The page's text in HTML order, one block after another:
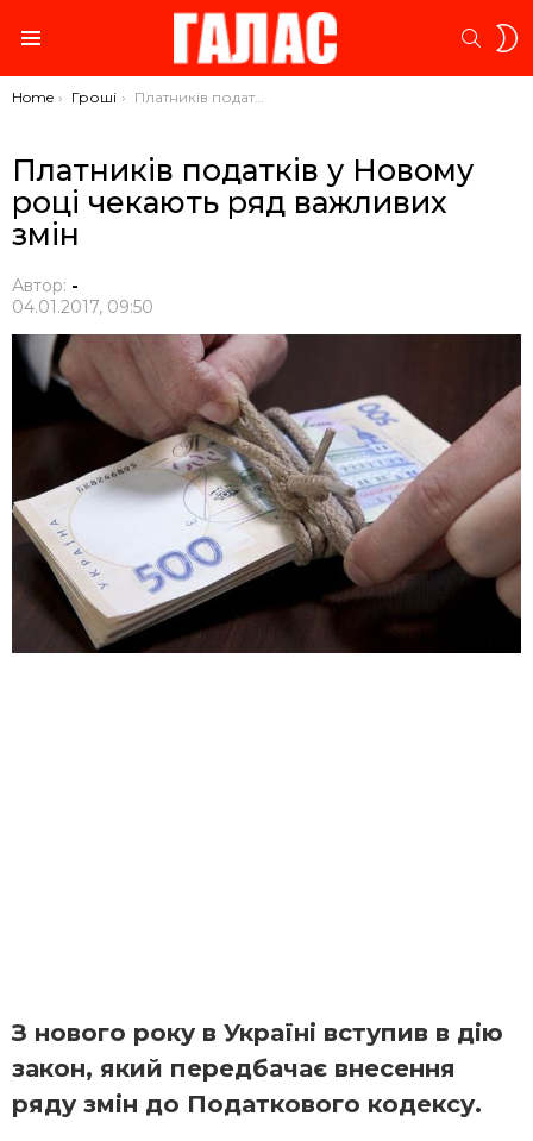
You are here:
Home Гроші Платників податків у Новому році чекають ряд важливих змін
Платників податків у Новому
році чекають ряд важливих
змін
Автор: -
04.01.2017, 09:50
З нового року в Україні вступив в дію
закон, який передбачає внесення
ряду змін до Податкового кодексу.